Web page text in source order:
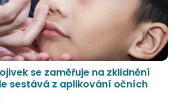
se zaměřuje na zklidnění
sestává z aplikování očních